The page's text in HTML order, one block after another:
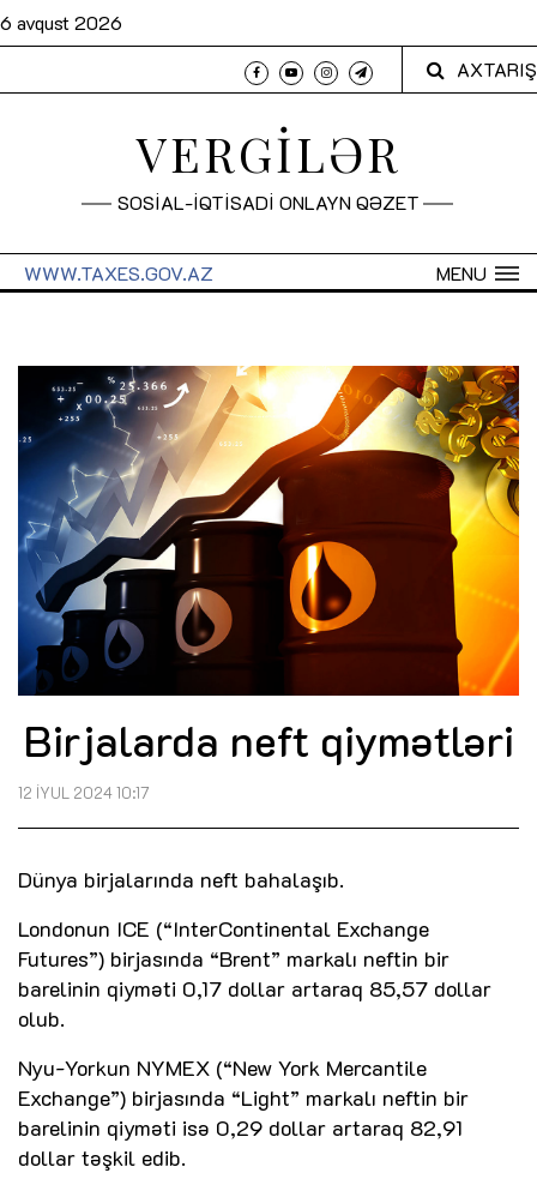
6 avqust 2026
AXTARIŞ
VERGİLƏR
SOSİAL-İQTİSADİ ONLAYN QƏZET
MENU
WWW.TAXES.GOV.AZ
Birjalarda neft qiymətləri
12 İYUL 2024 10:17
Dünya birjalarında neft bahalaşıb.
Londonun ICE (“InterContinental Exchange
Futures”) birjasında “Brent” markalı neftin bir
barelinin qiyməti 0,17 dollar artaraq 85,57 dollar
olub.
Nyu-Yorkun NYMEX (“New York Mercantile
Exchange”) birjasında “Light” markalı neftin bir
barelinin qiyməti isə 0,29 dollar artaraq 82,91
dollar təşkil edib.